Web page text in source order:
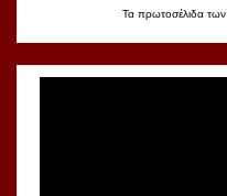
Τα πρωτοσέλιδα των